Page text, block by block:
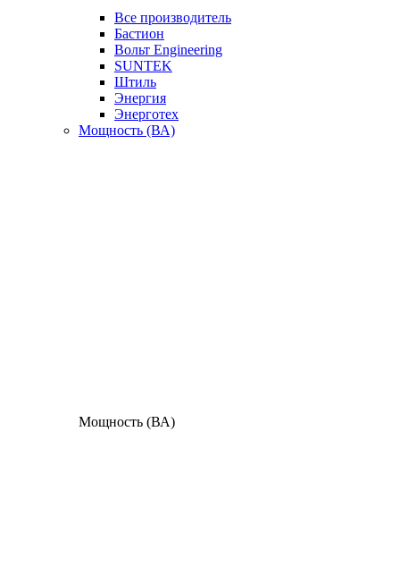
Все производитель
Бастион
Вольт Engineering
SUNTEK
Штиль
Энергия
Энерготех
Мощность (ВА)
Мощность (ВА)